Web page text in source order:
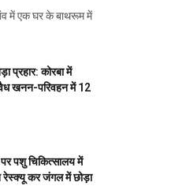
में एक घर के बाथरूम में
प्रहार: कोरबा में
खनन-परिवहन में 12
पशु चिकित्सालय में
रेस्क्यू कर जंगल में छोड़ा